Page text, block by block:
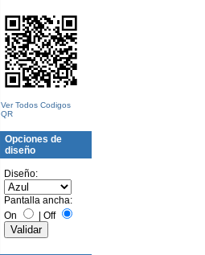
Ver Todos Codigos
QR
Opciones de
diseño
Diseño:
Pantalla ancha:
On
Off